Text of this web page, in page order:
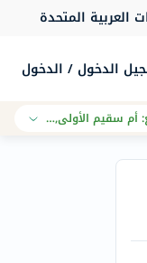
العربية المتحدة
الدخول / الدخول
:أم سقيم الأولى, دبي